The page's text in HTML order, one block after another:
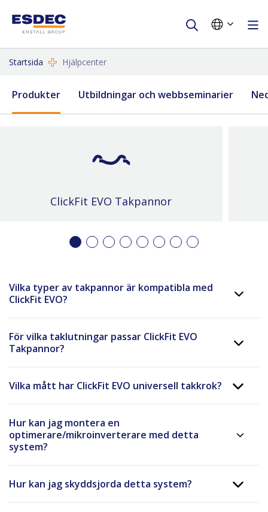
Startsida Hjälpcenter
Produkter Utbildningar och webbseminarier
ClickFit EVO Takpannor
Vilka typer av takpannor är kompatibla med
ClickFit EVO?
För vilka taklutningar passar ClickFit EVO
Takpannor?
Vilka mått har ClickFit EVO universell takkrok?
Hur kan jag montera en
optimerare/mikroinverterare med detta
system?
Hur kan jag skyddsjorda detta system?